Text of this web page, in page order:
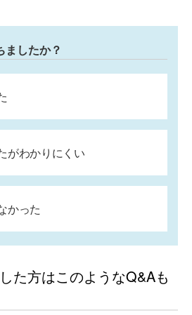
ましたか？
がわかりにくい
かった
た方はこのようなQ&Aも